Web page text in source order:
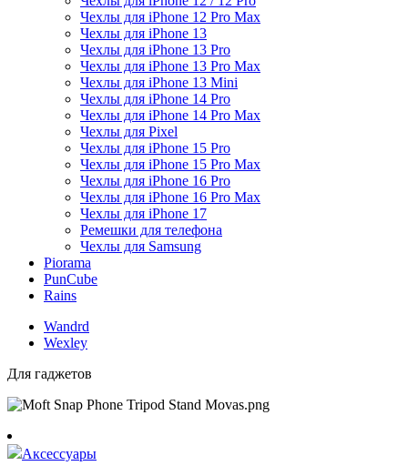
Чехлы для iPhone 12 Pro Max
Чехлы для iPhone 13
Чехлы для iPhone 13 Pro
Чехлы для iPhone 13 Pro Max
Чехлы для iPhone 13 Mini
Чехлы для iPhone 14 Pro
Чехлы для iPhone 14 Pro Max
Чехлы для Pixel
Чехлы для iPhone 15 Pro
Чехлы для iPhone 15 Pro Max
Чехлы для iPhone 16 Pro
Чехлы для iPhone 16 Pro Max
Чехлы для iPhone 17
Ремешки для телефона
Чехлы для Samsung
Piorama
PunCube
Rains
Wandrd
Wexley
Для гаджетов
Аксессуары